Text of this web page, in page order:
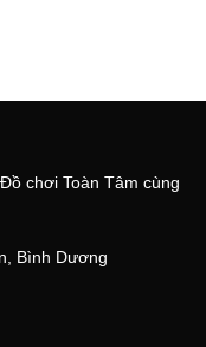
chơi Toàn Tâm cùng
Bình Dương